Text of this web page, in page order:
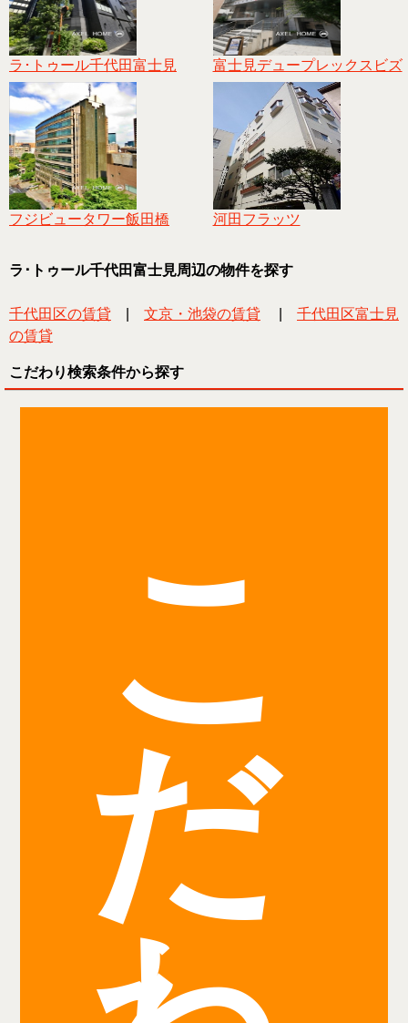
ラ･トゥール千代田富士見 富士見デュープレックスビズ
フジビュータワー飯田橋 河田フラッツ
ラ･トゥール千代田富士見周辺の物件を探す
千代田区の賃貸 文京・池袋の賃貸
千代田区富士見
の賃貸
こだわり検索条件から探す
こ
だ